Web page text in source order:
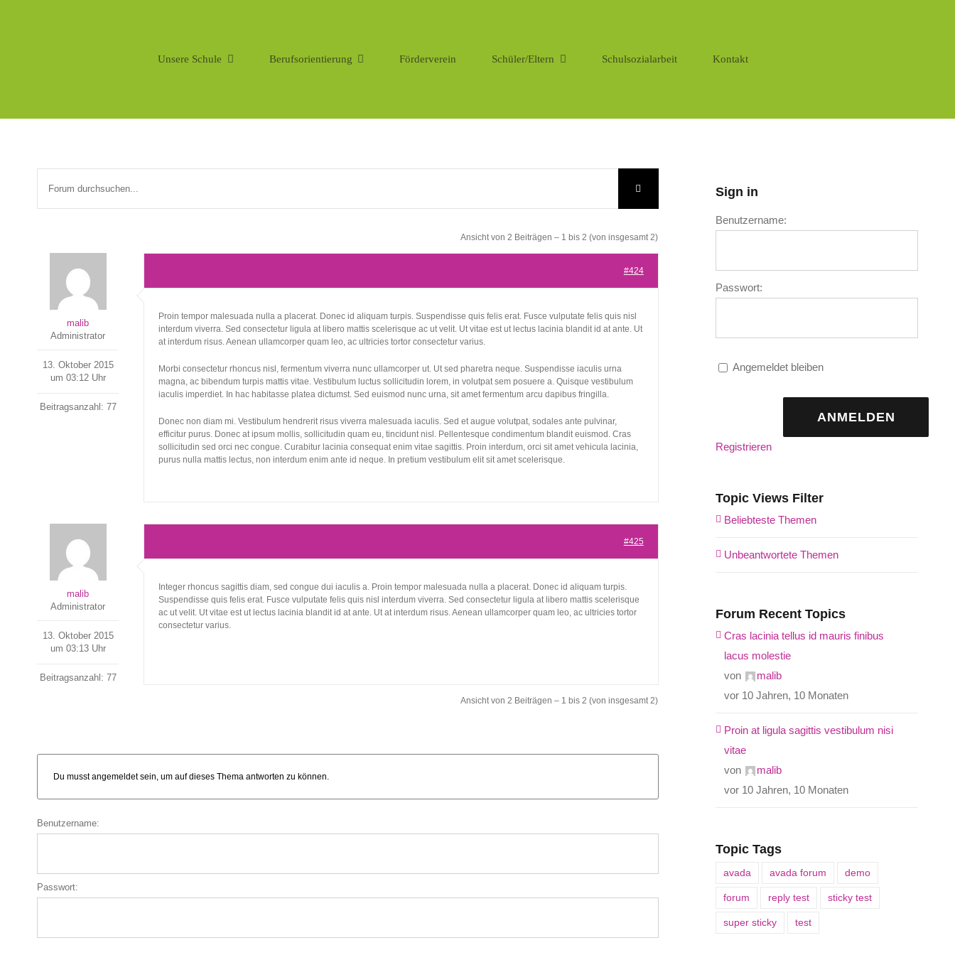
Unsere Schule Berufsorientierung Förderverein Schüler/Eltern Schulsozialarbeit Kontakt
Ansicht von 2 Beiträgen – 1 bis 2 (von insgesamt 2)
malib
Administrator
13. Oktober 2015
um 03:12 Uhr
Beitragsanzahl: 77
#424
Proin tempor malesuada nulla a placerat. Donec id aliquam turpis. Suspendisse quis felis erat. Fusce vulputate felis quis nisl
interdum viverra. Sed consectetur ligula at libero mattis scelerisque ac ut velit. Ut vitae est ut lectus lacinia blandit id at ante. Ut
at interdum risus. Aenean ullamcorper quam leo, ac ultricies tortor consectetur varius.
Morbi consectetur rhoncus nisl, fermentum viverra nunc ullamcorper ut. Ut sed pharetra neque. Suspendisse iaculis urna
magna, ac bibendum turpis mattis vitae. Vestibulum luctus sollicitudin lorem, in volutpat sem posuere a. Quisque vestibulum
iaculis imperdiet. In hac habitasse platea dictumst. Sed euismod nunc urna, sit amet fermentum arcu dapibus fringilla.
Donec non diam mi. Vestibulum hendrerit risus viverra malesuada iaculis. Sed et augue volutpat, sodales ante pulvinar,
efficitur purus. Donec at ipsum mollis, sollicitudin quam eu, tincidunt nisl. Pellentesque condimentum blandit euismod. Cras
sollicitudin sed orci nec congue. Curabitur lacinia consequat enim vitae sagittis. Proin interdum, orci sit amet vehicula lacinia,
purus nulla mattis lectus, non interdum enim ante id neque. In pretium vestibulum elit sit amet scelerisque.
malib
Administrator
13. Oktober 2015
um 03:13 Uhr
Beitragsanzahl: 77
#425
Integer rhoncus sagittis diam, sed congue dui iaculis a. Proin tempor malesuada nulla a placerat. Donec id aliquam turpis.
Suspendisse quis felis erat. Fusce vulputate felis quis nisl interdum viverra. Sed consectetur ligula at libero mattis scelerisque
ac ut velit. Ut vitae est ut lectus lacinia blandit id at ante. Ut at interdum risus. Aenean ullamcorper quam leo, ac ultricies tortor
consectetur varius.
Ansicht von 2 Beiträgen – 1 bis 2 (von insgesamt 2)
Du musst angemeldet sein, um auf dieses Thema antworten zu können.
Benutzername:
Passwort:
Sign in
Benutzername:
Passwort:
Angemeldet bleiben
ANMELDEN
Registrieren
Topic Views Filter
Beliebteste Themen
Unbeantwortete Themen
Forum Recent Topics
Cras lacinia tellus id mauris finibus
lacus molestie
von
malib
vor 10 Jahren, 10 Monaten
Proin at ligula sagittis vestibulum nisi
vitae
von
malib
vor 10 Jahren, 10 Monaten
Topic Tags
avada avada forum demo
forum reply test sticky test
super sticky test